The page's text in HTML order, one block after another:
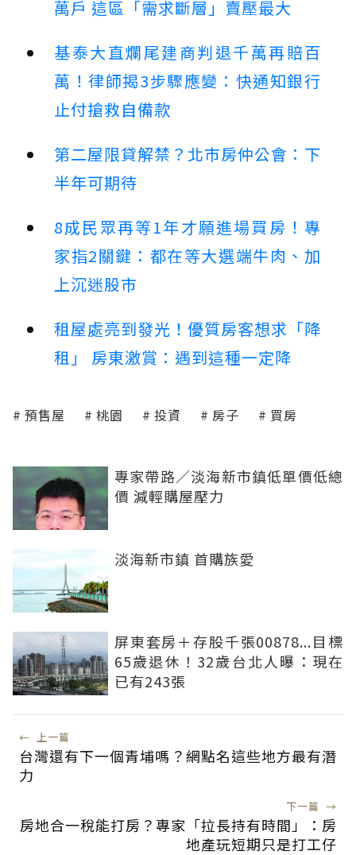
萬戶 這區「需求斷層」賣壓最大
基泰大直爛尾建商判退千萬再賠百
萬！律師揭3步驟應變：快通知銀行
止付搶救自備款
第二屋限貸解禁？北市房仲公會：下
半年可期待
8成民眾再等1年才願進場買房！專
家指2關鍵：都在等大選端牛肉、加
上沉迷股市
租屋處亮到發光！優質房客想求「降
租」 房東激賞：遇到這種一定降
預售屋 桃園 投資 房子 買房
專家帶路／淡海新市鎮低單價低總
價 減輕購屋壓力
淡海新市鎮 首購族愛
屏東套房＋存股千張00878...目標
65歲退休！32歲台北人曝：現在
已有243張
← 上一篇
台灣還有下一個青埔嗎？網點名這些地方最有潛
力
下一篇 →
房地合一稅能打房？專家「拉長持有時間」：房
地產玩短期只是打工仔